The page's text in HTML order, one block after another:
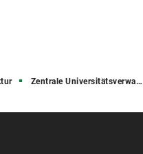
Zentrale Universitätsverwaltung